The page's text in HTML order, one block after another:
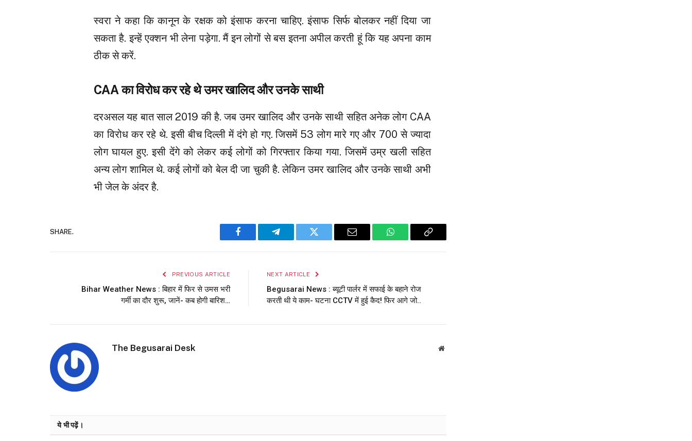
स्वरा ने कहा कि कानून के रक्षक को इंसाफ करना चाहिए. इंसाफ सिर्फ बोलकर नहीं दिया जा
सकता है. इन्हें एक्शन भी लेना पड़ेगा. मैं इन लोगों से बस इतना अपील करती हूं कि यह अपना काम
ठीक से करें.
CAA का विरोध कर रहे थे उमर खालिद और उनके साथी
दरअसल यह बात साल 2019 की है. जब उमर खालिद और उनके साथी सहित अनेक लोग CAA
का विरोध कर रहे थे. इसी बीच दिल्ली में दंगे हो गए. जिसमें 53 लोग मारे गए और 700 से ज्यादा
लोग घायल हुए. इसी देंगे को लेकर कई लोगों को गिरफ्तार किया गया. जिसमें उम्र खली सहित
अन्य लोग शामिल थे. कई लोगों को बेल दी जा चुकी है. लेकिन उमर खालिद और उनके साथी अभी
भी जेल के अंदर है.
SHARE.
Facebook Telegram Twitter Email WhatsAppCopy
PREVIOUS ARTICLE
Bihar Weather News : बिहार में फिर से उमस भरी
गर्मी का दौर शुरू, जानें- कब होगी बारिश…
NEXT ARTICLE
Begusarai News : ब्यूटी पार्लर में सफाई के बहाने रोज
करती थी ये काम- घटना CCTV में हुई कैद! फिर आगे जो..
The Begusarai Desk Website
ये भी पढ़ें।